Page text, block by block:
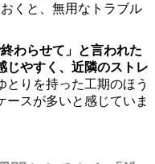
くと、無用なトラブル
終わらせて」と言われた
じやすく、近隣のストレ
とりを持った工期のほう
ースが多いと感じていま